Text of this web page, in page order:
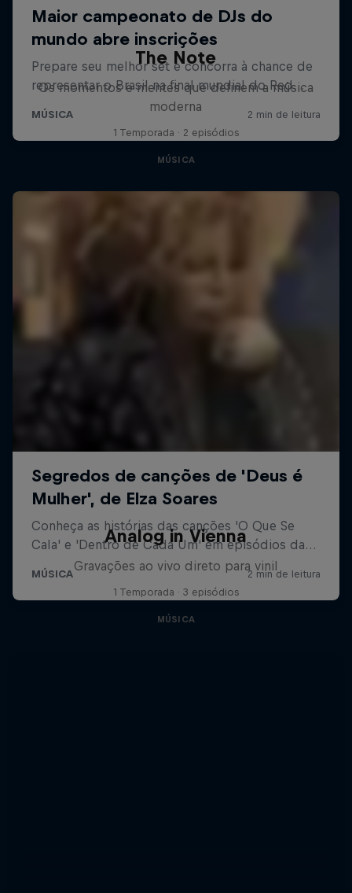
The Note
Os momentos e mentes que definem a música
moderna
1 Temporada · 2 episódios
MÚSICA
Analog in Vienna
Gravações ao vivo direto para vinil
1 Temporada · 3 episódios
MÚSICA